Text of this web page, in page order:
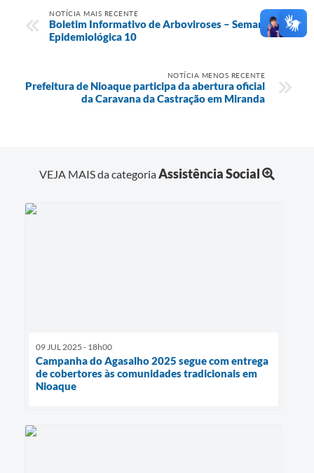
NOTÍCIA MAIS RECENTE
Boletim Informativo de Arboviroses – Semana
Epidemiológica 10
NOTÍCIA MENOS RECENTE
Prefeitura de Nioaque participa da abertura oficial
da Caravana da Castração em Miranda
VEJA MAIS da categoriaAssistência Social
09 JUL 2025 - 18h00
Campanha do Agasalho 2025 segue com entrega
de cobertores às comunidades tradicionais em
Nioaque